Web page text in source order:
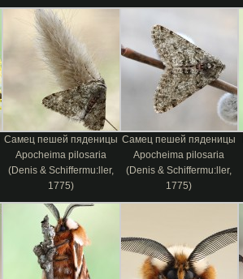
Самец пешей пяденицы
Apocheima pilosaria
(Denis & Schiffermu:ller,
1775)
Самец пешей пяденицы
Apocheima pilosaria
(Denis & Schiffermu:ller,
1775)